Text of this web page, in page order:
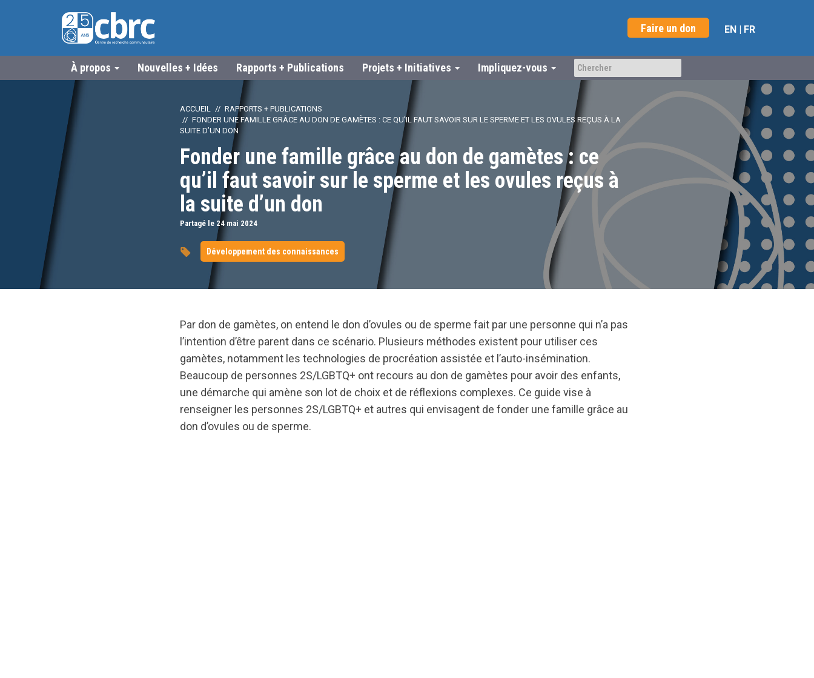
Faire un don EN | FR
À propos Nouvelles + Idées Rapports + Publications Projets + Initiatives Impliquez-vous
ACCUEIL
RAPPORTS + PUBLICATIONS
FONDER UNE FAMILLE GRÂCE AU DON DE GAMÈTES : CE QU’IL FAUT SAVOIR SUR LE SPERME ET LES OVULES REÇUS À LA
SUITE D’UN DON
Fonder une famille grâce au don de gamètes : ce
qu’il faut savoir sur le sperme et les ovules reçus à
la suite d’un don
Partagé le 24 mai 2024
Développement des connaissances
Par don de gamètes, on entend le don d’ovules ou de sperme fait par une personne qui n’a pas
l’intention d’être parent dans ce scénario. Plusieurs méthodes existent pour utiliser ces
gamètes, notamment les technologies de procréation assistée et l’auto-insémination.
Beaucoup de personnes 2S/LGBTQ+ ont recours au don de gamètes pour avoir des enfants,
une démarche qui amène son lot de choix et de réflexions complexes. Ce guide vise à
renseigner les personnes 2S/LGBTQ+ et autres qui envisagent de fonder une famille grâce au
don d’ovules ou de sperme.